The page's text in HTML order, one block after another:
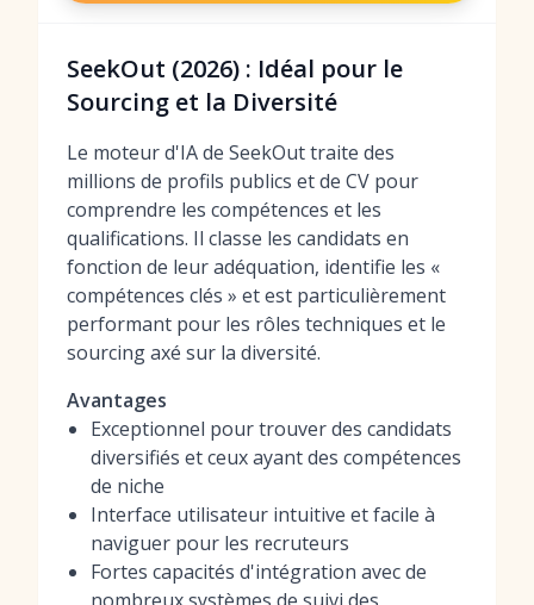
SeekOut (2026) : Idéal pour le
Sourcing et la Diversité
Le moteur d'IA de SeekOut traite des
millions de profils publics et de CV pour
comprendre les compétences et les
qualifications. Il classe les candidats en
fonction de leur adéquation, identifie les «
compétences clés » et est particulièrement
performant pour les rôles techniques et le
sourcing axé sur la diversité.
Avantages
Exceptionnel pour trouver des candidats
diversifiés et ceux ayant des compétences
de niche
Interface utilisateur intuitive et facile à
naviguer pour les recruteurs
Fortes capacités d'intégration avec de